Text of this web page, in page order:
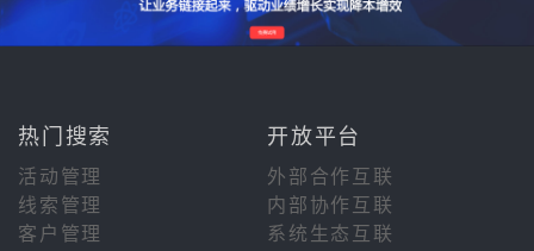
热门搜索 开放平台
活动管理
外部合作互联
线索管理
内部协作互联
客户管理
系统生态互联